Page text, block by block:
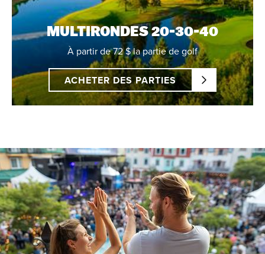
MULTIRONDES 20-30-40
À partir de 72 $ la partie de golf
ACHETER DES PARTIES